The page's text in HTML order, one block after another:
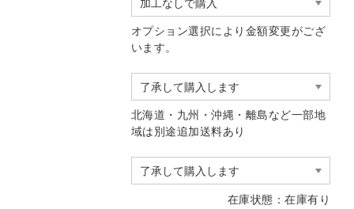
オプション選択により金額変更がござ
います。
北海道・九州・沖縄・離島など一部地
域は別途追加送料あり
在庫状態：在庫有り